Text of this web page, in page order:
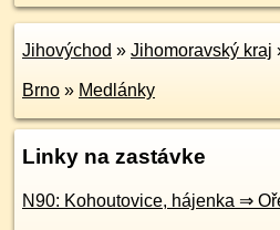
Jihovýchod » Jihomoravský kraj
Brno » Medlánky
Linky na zastávke
N90: Kohoutovice, hájenka ⇒